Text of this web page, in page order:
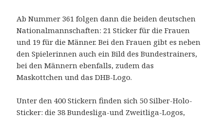
Ab Nummer 361 folgen dann die beiden deutschen
Nationalmannschaften: 21 Sticker für die Frauen
und 19 für die Männer. Bei den Frauen gibt es neben
den Spielerinnen auch ein Bild des Bundestrainers,
bei den Männern ebenfalls, zudem das
Maskottchen und das DHB-Logo.
Unter den 400 Stickern finden sich 50 Silber-Holo-
Sticker: die 38 Bundesliga-und Zweitliga-Logos,